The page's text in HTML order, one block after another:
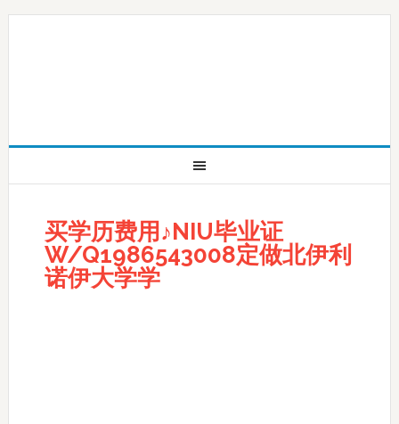
买学历费用♪NIU毕业证
W/Q1986543008定做北伊利
诺伊大学学